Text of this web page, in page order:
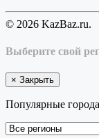
© 2026 KazBaz.ru.
Выберите свой
× Закрыть
Популярные города